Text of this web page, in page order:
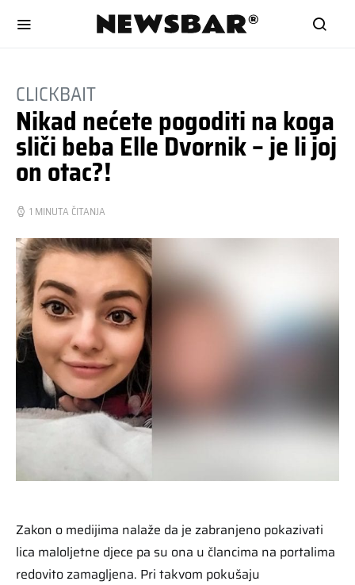
CLICKBAIT
Nikad nećete pogoditi na koga
sliči beba Elle Dvornik – je li joj
on otac?!
1 MINUTA ČITANJA
Zakon o medijima nalaže da je zabranjeno pokazivati
lica maloljetne djece pa su ona u člancima na portalima
redovito zamagljena. Pri takvom pokušaju